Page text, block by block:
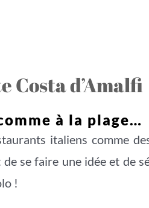
Costa d’Amalfi
à la plage…
italiens comme
se faire une idée et de
!